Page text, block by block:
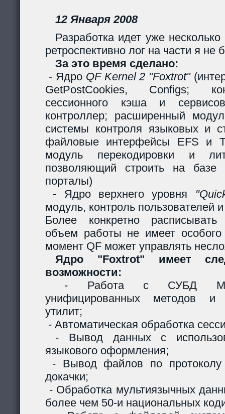
12 Января 2008
Разработка идет уже
ретроспективно лог на части я не
За это время сделано:
- Ядро QF Kernel 2 "Foxtrot"
GetPostCookies, Configs;
сессионного кэша и
контроллер; расширенный
системы контроля языковых и
файловые интерфейсы EFS и
модуль перекодировки и
позволяющий строить на базе
порталы)
- Ядро верхнего уровня
модуль, контроль пользователей и
Более конкретно
объем работы не имеет
момент QF может управлять
Ядро "Foxtrot" имеет
возможности:
- Работа с СУБД
унифицированных методов и
утилит;
- Автоматическая обработка
- Вывод данных с
языкового оформления;
- Вывод файлов по
докачки;
- Обработка мультиязычных
более чем 50-и национальных